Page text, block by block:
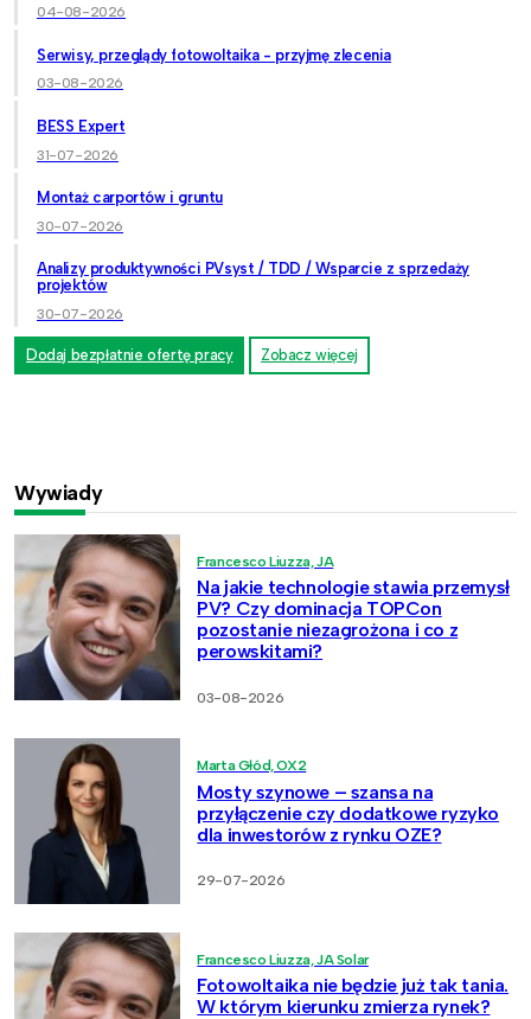
04-08-2026
Serwisy, przeglądy fotowoltaika - przyjmę zlecenia
03-08-2026
BESS Expert
31-07-2026
Montaż carportów i gruntu
30-07-2026
Analizy produktywności PVsyst / TDD / Wsparcie z sprzedaży
projektów
30-07-2026
Dodaj bezpłatnie ofertę pracy Zobacz więcej
Wywiady
Francesco Liuzza, JA
Na jakie technologie stawia przemysł
PV? Czy dominacja TOPCon
pozostanie niezagrożona i co z
perowskitami?
03-08-2026
Marta Głód, OX2
Mosty szynowe – szansa na
przyłączenie czy dodatkowe ryzyko
dla inwestorów z rynku OZE?
29-07-2026
Francesco Liuzza, JA Solar
Fotowoltaika nie będzie już tak tania.
W którym kierunku zmierza rynek?